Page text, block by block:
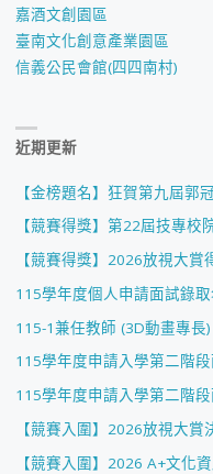
嘉酒文創園區
臺南文化創意產業園區
信義公民會館(四四南村)
近期更新
【金榜題名】狂賀第九屆郭
【競賽得獎】第22屆技專校
【競賽得獎】2026放視大賞
115學年度個人申請面試錄
115-1兼任教師 (3D動畫專長
115學年度申請入學第二階
115學年度申請入學第二階
【競賽入圍】2026放視大賞
【競賽入圍】2026 A+文化